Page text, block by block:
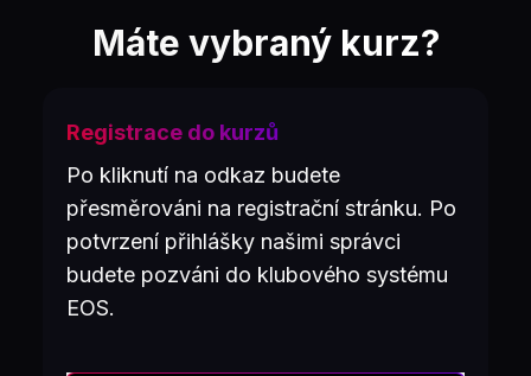
Máte vybraný kurz?
Registrace do kurzů
Po kliknutí na odkaz budete
přesměrováni na registrační stránku. Po
potvrzení přihlášky našimi správci
budete pozváni do klubového systému
EOS.